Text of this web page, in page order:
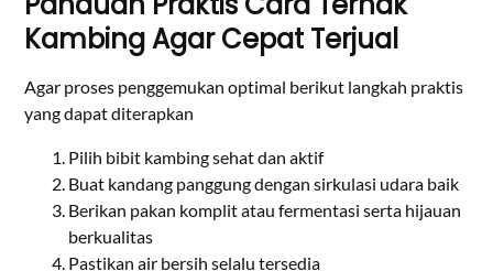
Kambing Agar Cepat Terjual
Agar proses penggemukan optimal berikut langkah praktis
yang dapat diterapkan
Pilih bibit kambing sehat dan aktif
Buat kandang panggung dengan sirkulasi udara baik
Berikan pakan komplit atau fermentasi serta hijauan
berkualitas
Pastikan air bersih selalu tersedia